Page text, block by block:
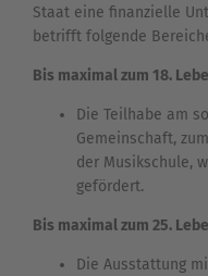
Staat eine finanzielle
betrifft folgende
Bis maximal zum 18.
Die Teilhabe am
Gemeinschaft,
der Musikschule,
gefördert.
Bis maximal zum 25.
Die Ausstattung